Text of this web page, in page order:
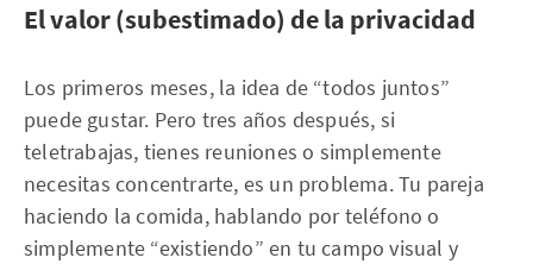
El valor (subestimado) de la privacidad
Los primeros meses, la idea de “todos juntos”
puede gustar. Pero tres años después, si
teletrabajas, tienes reuniones o simplemente
necesitas concentrarte, es un problema. Tu pareja
haciendo la comida, hablando por teléfono o
simplemente “existiendo” en tu campo visual y